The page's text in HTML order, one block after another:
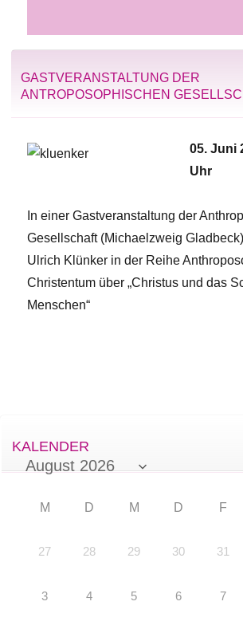
GASTVERANSTALTUNG DER
ANTROPOSOPHISCHEN
05. Juni
Uhr
In einer Gastveranstaltung der
Gesellschaft (Michaelzweig
Ulrich Klünker in der Reihe
Christentum über „Christus und das
Menschen“
KALENDER
M D M D F
27 28 29 30 31
3 4 5 6 7